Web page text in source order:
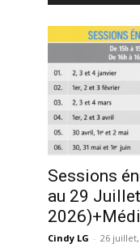
Sessions
au 29
Cindy LG - 26 juillet,